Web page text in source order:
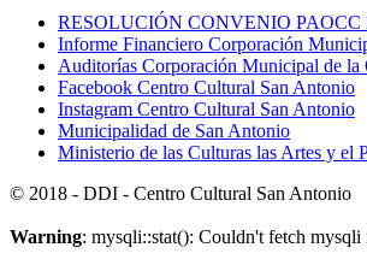
RESOLUCIÓN CONVENIO PAOCC
Informe Financiero Corporación
Auditorías Corporación Municipal de la
Facebook Centro Cultural San Antonio
Instagram Centro Cultural San Antonio
Municipalidad de San Antonio
Ministerio de las Culturas las Artes y el
© 2018 - DDI - Centro Cultural San Antonio
Warning: mysqli::stat(): Couldn't fetch mysqli